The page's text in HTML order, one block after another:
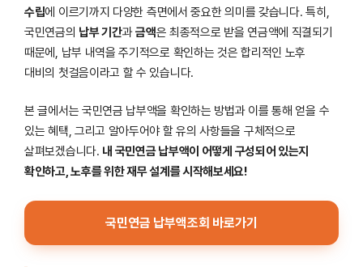
수립에 이르기까지 다양한 측면에서 중요한 의미를 갖습니다. 특히,
국민연금의 납부 기간과금액은 최종적으로 받을 연금액에 직결되기
때문에, 납부 내역을 주기적으로 확인하는 것은 합리적인 노후
대비의 첫걸음이라고 할 수 있습니다.
본 글에서는 국민연금 납부액을 확인하는 방법과 이를 통해 얻을 수
있는 혜택, 그리고 알아두어야 할 유의 사항들을 구체적으로
살펴보겠습니다. 내 국민연금 납부액이 어떻게 구성되어 있는지
확인하고, 노후를 위한 재무 설계를 시작해보세요!
국민연금 납부액조회 바로가기